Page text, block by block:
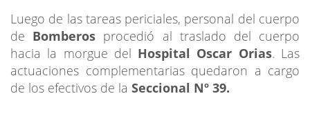
Luego de las tareas periciales, personal del cuerpo
de Bomberos procedió al traslado del cuerpo
hacia la morgue del Hospital Oscar Orias. Las
actuaciones complementarias quedaron a cargo
de los efectivos de la Seccional Nº 39.